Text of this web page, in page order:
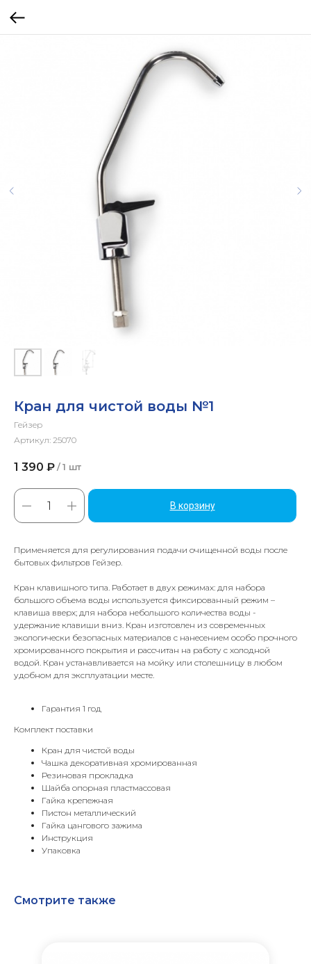
Кран для чистой воды №1
Гейзер
Артикул: 25070
1 390 ₽ / 1 шт
В корзину
Применяется для регулирования подачи очищенной воды после
бытовых фильтров Гейзер.
Кран клавишного типа. Работает в двух режимах: для набора
большого объема воды используется фиксированный режим –
клавиша вверх; для набора небольшого количества воды -
удержание клавиши вниз. Кран изготовлен из современных
экологически безопасных материалов с нанесением особо прочного
хромированного покрытия и рассчитан на работу с холодной
водой. Кран устанавливается на мойку или столешницу в любом
удобном для эксплуатации месте.
Гарантия 1 год
Комплект поставки
Кран для чистой воды
Чашка декоративная хромированная
Резиновая прокладка
Шайба опорная пластмассовая
Гайка крепежная
Пистон металлический
Гайка цангового зажима
Инструкция
Упаковка
Смотрите также